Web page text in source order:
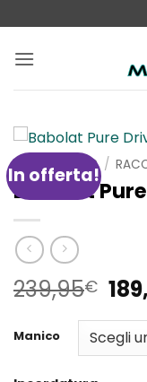
ai
contenuti
In offerta!
HOME SHOP /
Babolat
239,95€ Il
Manico